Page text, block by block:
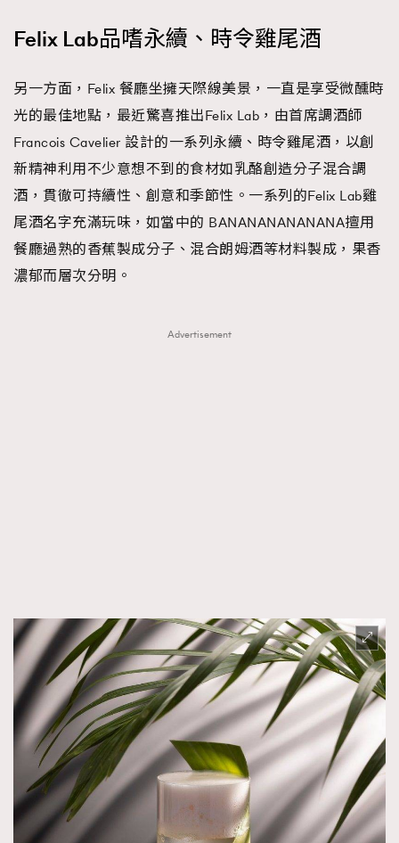
Felix Lab品嗜永續、時令雞尾酒
另一方面，Felix 餐廳坐擁天際線美景，一直是享受微醺時
光的最佳地點，最近驚喜推出Felix Lab，由首席調酒師
Francois Cavelier 設計的一系列永續、時令雞尾酒，以創
新精神利用不少意想不到的食材如乳酪創造分子混合調
酒，貫徹可持續性、創意和季節性。一系列的Felix Lab雞
尾酒名字充滿玩味，如當中的 BANANANANANANA擅用
餐廳過熟的香蕉製成分子、混合朗姆酒等材料製成，果香
濃郁而層次分明。
Advertisement